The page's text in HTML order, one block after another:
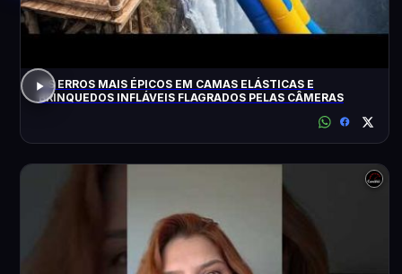
OS ERROS MAIS ÉPICOS EM CAMAS ELÁSTICAS E
BRINQUEDOS INFLÁVEIS FLAGRADOS PELAS CÂMERAS